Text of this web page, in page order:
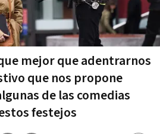
mejor que adentrarnos
que nos propone
de las comedias
festejos